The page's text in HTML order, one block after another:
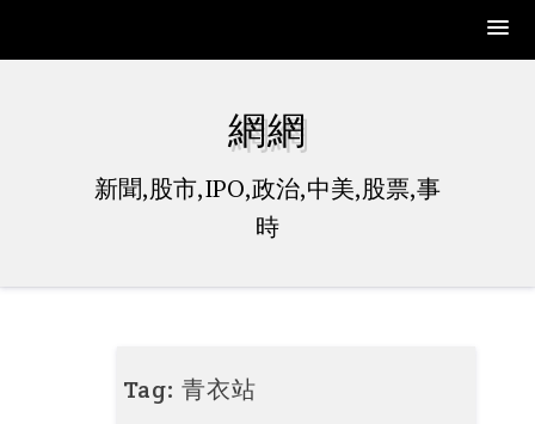
網網
新聞,股市,IPO,政治,中美,股票,事
時
Tag:青衣站